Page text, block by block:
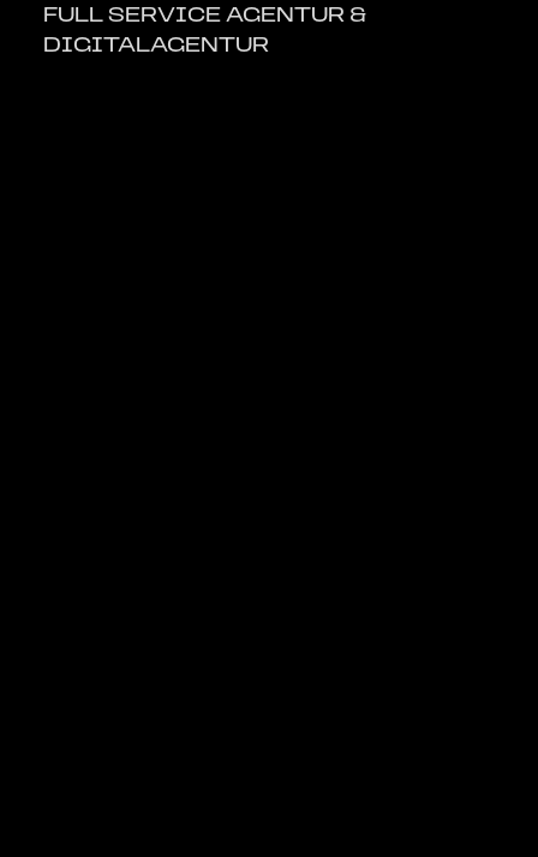
FULL SERVICE AGENTUR &
DIGITALAGENTUR